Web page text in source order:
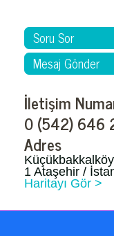
Soru Sor
Mesaj Gönder
İletişim
0 (542) 646
Adres
1 Ataşehir /
Haritayı Gör >